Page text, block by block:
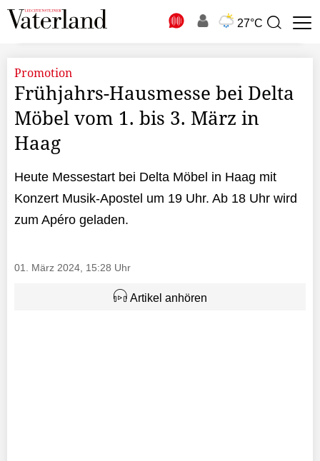
27°C
Suchbegriff
Promotion
Frühjahrs-Hausmesse bei Delta
Möbel vom 1. bis 3. März in
Haag
Heute Messestart bei Delta Möbel in Haag mit
Konzert Musik-Apostel um 19 Uhr. Ab 18 Uhr wird
zum Apéro geladen.
01. März 2024, 15:28 Uhr
Artikel anhören